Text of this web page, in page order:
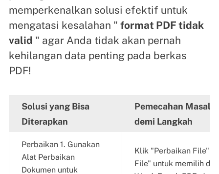
memperkenalkan solusi efektif untuk
mengatasi kesalahan " format PDF tidak
valid " agar Anda tidak akan pernah
kehilangan data penting pada berkas
PDF!
Solusi yang Bisa
Diterapkan
Pemecahan
demi Langkah
Perbaikan 1. Gunakan
Alat Perbaikan
Dokumen untuk
Klik "Perbaikan File" >
File" untuk memilih